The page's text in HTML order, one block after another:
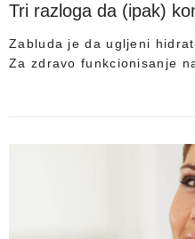
Tri razloga da (ipak)
Zabluda je da ugljeni
Za zdravo funkcionisanje